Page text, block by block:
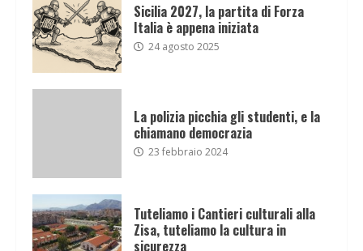
Sicilia 2027, la partita di Forza
Italia è appena iniziata
24 agosto 2025
La polizia picchia gli studenti, e la
chiamano democrazia
23 febbraio 2024
Tuteliamo i Cantieri culturali alla
Zisa, tuteliamo la cultura in
sicurezza